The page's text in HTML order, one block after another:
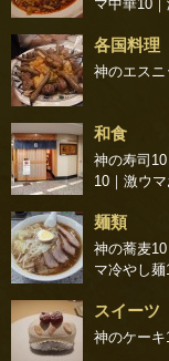
マ中華10 ｜
各国料理
神のエスニ
和食
神の寿司10
10 ｜ 激ウ
麺類
神の蕎麦10
マ冷やし麺
スイーツ
神のケーキ